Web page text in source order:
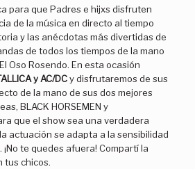
para que Padres e hijxs disfruten
de la música en directo al tiempo
y las anécdotas más divertidas de
de todos los tiempos de la mano
Oso Rosendo. En esta ocasión
y AC/DCy disfrutaremos de sus
de la mano de sus dos mejores
BLACK HORSEMEN y
que el show sea una verdadera
actuación se adapta a la sensibilidad
te quedes afuera! Compartí la
tus chicos.